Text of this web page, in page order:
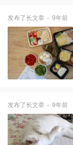
发布了长文章 9年前
发布了长文章 9年前